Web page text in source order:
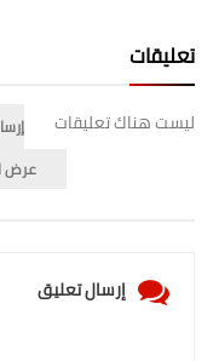
تعليقات
ليست هناك تعليقات
عرض
إرسال تعليق